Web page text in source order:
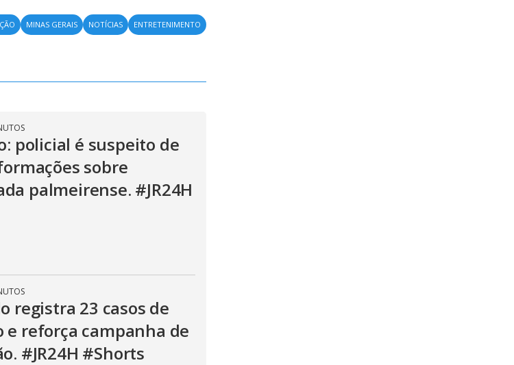
MINAS GERAIS NOTÍCIAS ENTRETENIMENTO
policial é suspeito de
sobre
palmeirense. #JR24H
registra 23 casos de
e reforça campanha de
#JR24H #Shorts